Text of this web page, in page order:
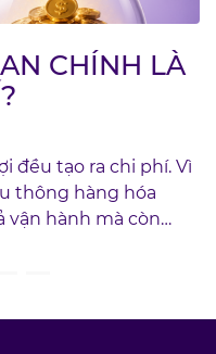
CHÍNH LÀ
đều tạo ra chi phí. Vì
thông hàng hóa
vận hành mà còn